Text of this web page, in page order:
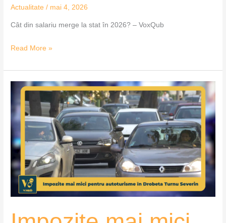
Actualitate / mai 4, 2026
Cât din salariu merge la stat în 2026? – VoxQub
Read More »
Impozite
mici
pentru
autoturisme
în
Drobeta
Turnu
Severin
VoxQub